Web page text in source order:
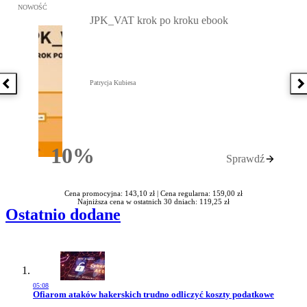
Poprzednia książka
Przejdź do: JPK_VAT krok po kroku ebook, Patrycja Kubiesa -
NOWOŚĆ
10%Rabatu
JPK_VAT krok po kroku ebook
Patrycja Kubiesa
Sprawdź
Cena promocyjna: 143,10 zł | Cena regularna: 159,00 zł
Najniższa cena w ostatnich 30 dniach: 119,25 zł
Ostatnio dodane
05:08
Przejdź do artykułu:
Ofiarom ataków hakerskich trudno odliczyć koszty podatkowe